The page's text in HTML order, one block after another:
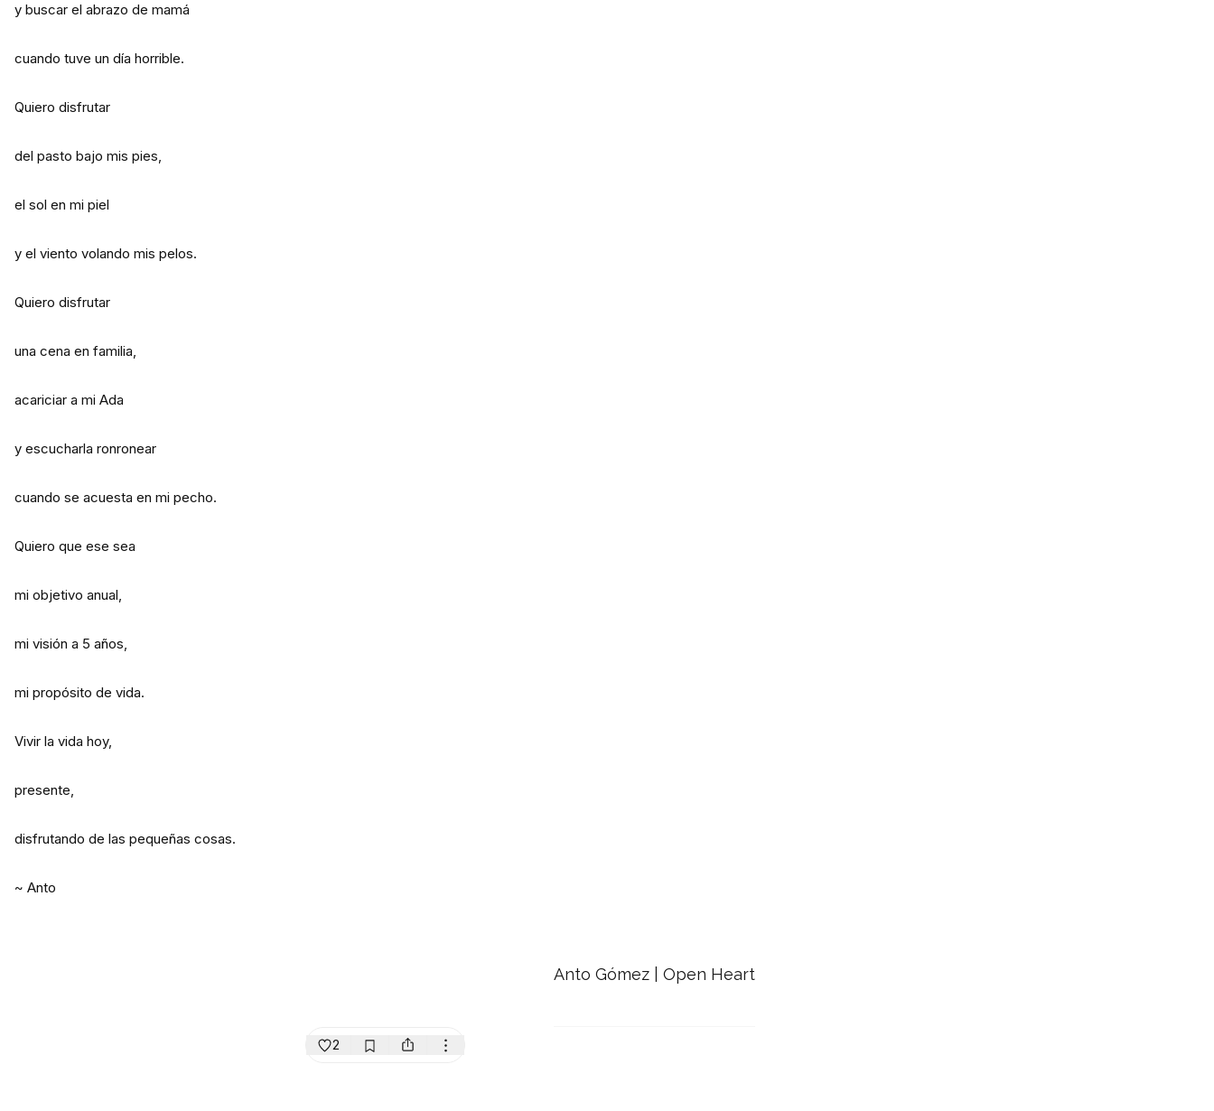
y buscar el abrazo de mamá
cuando tuve un día horrible.
Quiero disfrutar
del pasto bajo mis pies,
el sol en mi piel
y el viento volando mis pelos.
Quiero disfrutar
una cena en familia,
acariciar a mi Ada
y escucharla ronronear
cuando se acuesta en mi pecho.
Quiero que ese sea
mi objetivo anual,
mi visión a 5 años,
mi propósito de vida.
Vivir la vida hoy,
presente,
disfrutando de las pequeñas cosas.
~ Anto
Anto Gómez | Open Heart
2